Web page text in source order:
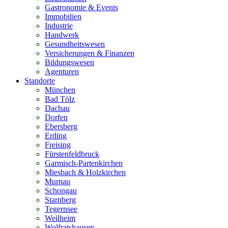
Gastronomie & Events
Immobilien
Industrie
Handwerk
Gesundheitswesen
Versicherungen & Finanzen
Bildungswesen
Agenturen
Standorte
München
Bad Tölz
Dachau
Dorfen
Ebersberg
Erding
Freising
Fürstenfeldbruck
Garmisch-Partenkirchen
Miesbach & Holzkirchen
Murnau
Schongau
Starnberg
Tegernsee
Weilheim